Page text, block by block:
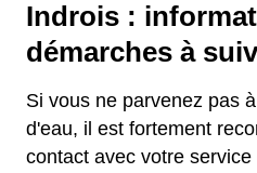
Indrois :
démarches à
Si vous ne parvenez pas
d'eau, il est fortement
contact avec votre